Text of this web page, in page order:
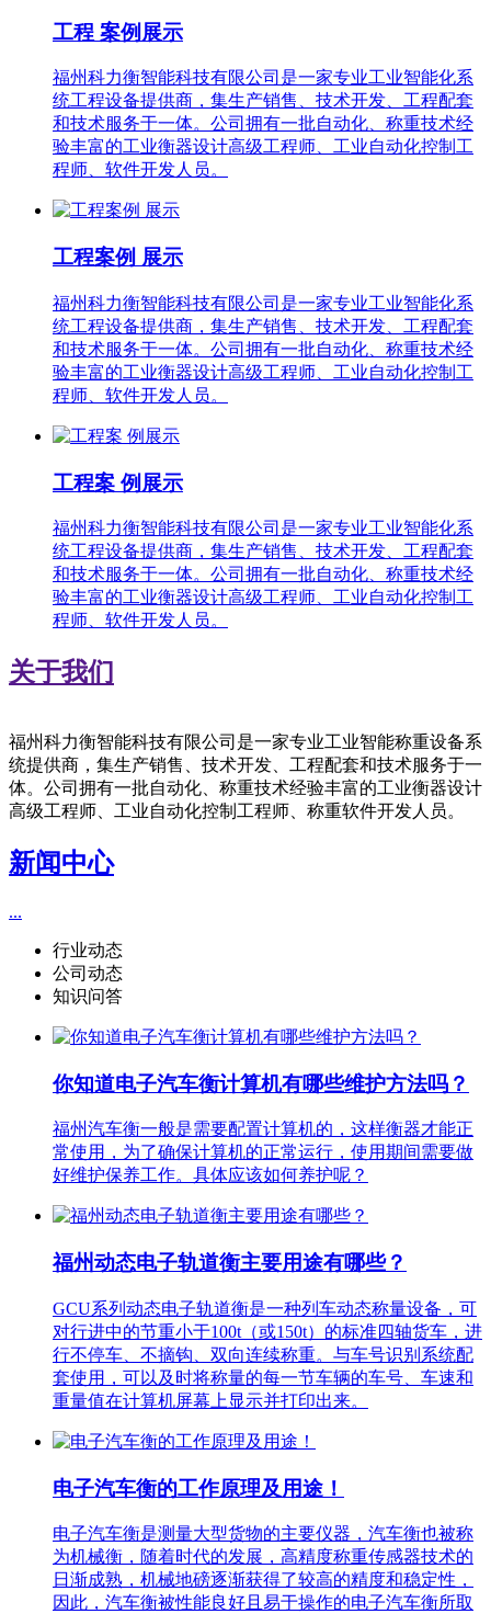
工程 案例展示
福州科力衡智能科技有限公司是一家专业工业智能化系
统工程设备提供商，集生产销售、技术开发、工程配套
和技术服务于一体。公司拥有一批自动化、称重技术经
验丰富的工业衡器设计高级工程师、工业自动化控制工
程师、软件开发人员。
工程案例 展示
福州科力衡智能科技有限公司是一家专业工业智能化系
统工程设备提供商，集生产销售、技术开发、工程配套
和技术服务于一体。公司拥有一批自动化、称重技术经
验丰富的工业衡器设计高级工程师、工业自动化控制工
程师、软件开发人员。
工程案 例展示
福州科力衡智能科技有限公司是一家专业工业智能化系
统工程设备提供商，集生产销售、技术开发、工程配套
和技术服务于一体。公司拥有一批自动化、称重技术经
验丰富的工业衡器设计高级工程师、工业自动化控制工
程师、软件开发人员。
关于我们
福州科力衡智能科技有限公司是一家专业工业智能称重设备系
统提供商，集生产销售、技术开发、工程配套和技术服务于一
体。公司拥有一批自动化、称重技术经验丰富的工业衡器设计
高级工程师、工业自动化控制工程师、称重软件开发人员。
新闻中心
...
行业动态
公司动态
知识问答
你知道电子汽车衡计算机有哪些维护方法吗？
福州汽车衡一般是需要配置计算机的，这样衡器才能正
常使用，为了确保计算机的正常运行，使用期间需要做
好维护保养工作。具体应该如何养护呢？
福州动态电子轨道衡主要用途有哪些？
GCU系列动态电子轨道衡是一种列车动态称量设备，可
对行进中的节重小于100t（或150t）的标准四轴货车，进
行不停车、不摘钩、双向连续称重。与车号识别系统配
套使用，可以及时将称量的每一节车辆的车号、车速和
重量值在计算机屏幕上显示并打印出来。
电子汽车衡的工作原理及用途！
电子汽车衡是测量大型货物的主要仪器，汽车衡也被称
为机械衡，随着时代的发展，高精度称重传感器技术的
日渐成熟，机械地磅逐渐获得了较高的精度和稳定性，
因此，汽车衡被性能良好且易于操作的电子汽车衡所取